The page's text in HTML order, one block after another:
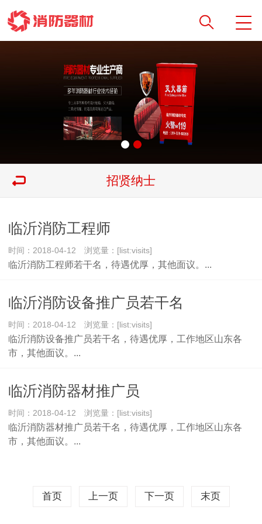
招贤纳士
临沂消防工程师
时间：2018-04-12 浏览量：[list:visits]
临沂消防工程师若干名，待遇优厚，其他面议。...
临沂消防设备推广员若干名
时间：2018-04-12 浏览量：[list:visits]
临沂消防设备推广员若干名，待遇优厚，工作地区山东各
市，其他面议。...
临沂消防器材推广员
时间：2018-04-12 浏览量：[list:visits]
临沂消防器材推广员若干名，待遇优厚，工作地区山东各
市，其他面议。...
首页 上一页 下一页 末页